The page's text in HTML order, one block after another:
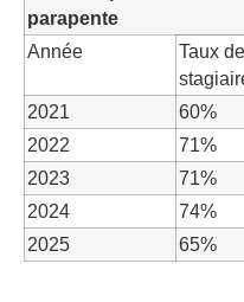
parapente
Année
Taux
2021
60%
2022
71%
2023
71%
2024
74%
2025
65%